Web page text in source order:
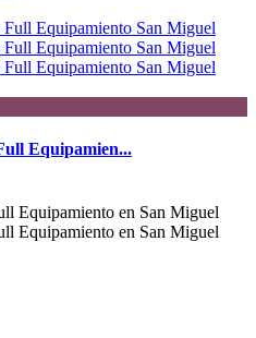
Equipamien...
Equipamiento en San Miguel
Equipamiento en San Miguel